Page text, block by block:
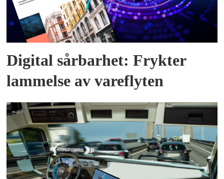
Digital sårbarhet: Frykter
lammelse av vareflyten